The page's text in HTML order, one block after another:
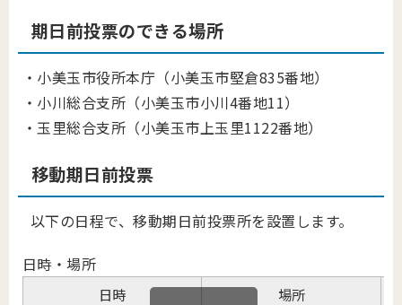
期日前投票のできる場所
・小美玉市役所本庁（小美玉市堅倉835番地）
・小川総合支所（小美玉市小川4番地11）
・玉里総合支所（小美玉市上玉里1122番地）
移動期日前投票
以下の日程で、移動期日前投票所を設置します。
日時・場所
日時
場所